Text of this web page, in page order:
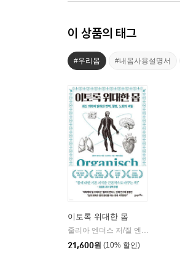
이 상품의 태그
#우리몸 #내몸사용설명서
이토록 위대한 몸
줄리아 엔더스 저/질 엔더스 그림/배명자 역
21,600원 (10% 할인)